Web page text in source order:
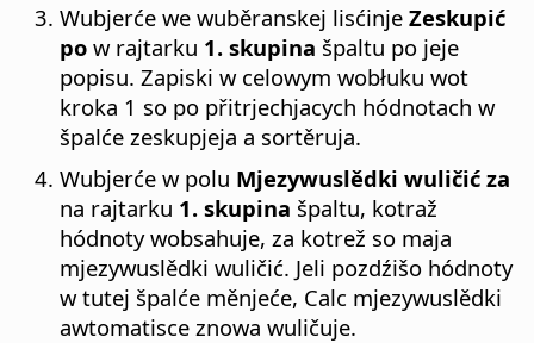
Wubjerće we wuběranskej lisćinje Zeskupić
po w rajtarku 1. skupina špaltu po jeje
popisu. Zapiski w celowym wobłuku wot
kroka 1 so po přitrjechjacych hódnotach w
špalće zeskupjeja a sortěruja.
Wubjerće w polu Mjezywuslědki wuličić za
na rajtarku 1. skupina špaltu, kotraž
hódnoty wobsahuje, za kotrež so maja
mjezywuslědki wuličić. Jeli pozdźišo hódnoty
w tutej špalće měnjeće, Calc mjezywuslědki
awtomatisce znowa wuličuje.